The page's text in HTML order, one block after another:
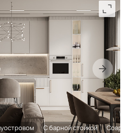
С барной стойкой